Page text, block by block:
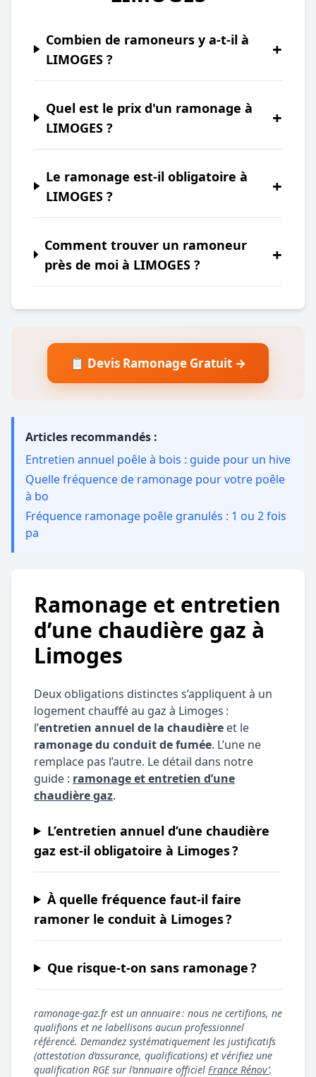
Combien de ramoneurs y a-t-il à
LIMOGES ?
+
Quel est le prix d'un ramonage à
LIMOGES ?
+
Le ramonage est-il obligatoire à
LIMOGES ?
+
Comment trouver un ramoneur
près de moi à LIMOGES ?
+
📋 Devis Ramonage Gratuit →
Articles recommandés :
Entretien annuel poêle à bois : guide pour un hive
Quelle fréquence de ramonage pour votre poêle
à bo
Fréquence ramonage poêle granulés : 1 ou 2 fois
pa
Ramonage et entretien
d’une chaudière gaz à
Limoges
Deux obligations distinctes s’appliquent à un
logement chauffé au gaz à Limoges :
l’entretien annuel de la chaudière et le
ramonage du conduit de fumée. L’une ne
remplace pas l’autre. Le détail dans notre
guide : ramonage et entretien d’une
chaudière gaz.
L’entretien annuel d’une chaudière
gaz est-il obligatoire à Limoges ?
À quelle fréquence faut-il faire
ramoner le conduit à Limoges ?
Que risque-t-on sans ramonage ?
ramonage-gaz.fr est un annuaire : nous ne certifions, ne
qualifions et ne labellisons aucun professionnel
référencé. Demandez systématiquement les justificatifs
(attestation d’assurance, qualifications) et vérifiez une
qualification RGE sur l’annuaire officiel France Rénov’.